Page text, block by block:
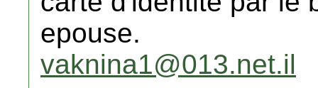
epouse.
vaknina1@013.net.il